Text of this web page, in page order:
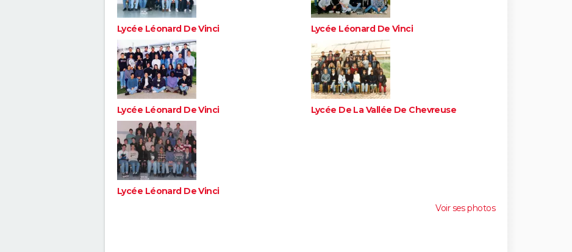
Lycée Léonard De Vinci Lycée Léonard De Vinci
Lycée Léonard De Vinci Lycée De La Vallée De Chevreuse
Lycée Léonard De Vinci
Voir ses photos